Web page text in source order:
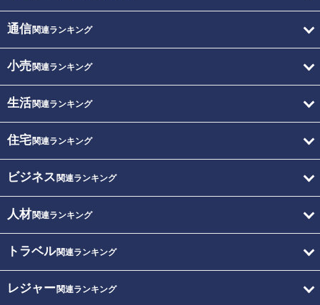
通信関連ランキング
小売関連ランキング
生活関連ランキング
住宅関連ランキング
ビジネス 関連ランキング
人材関連ランキング
トラベル関連ランキング
レジャー関連ランキング